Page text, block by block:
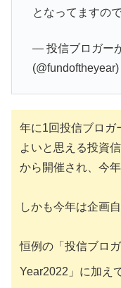
となってますの
— 投信ブロガー
(@fundoftheyear)
年に1回投信ブロガ
よいと思える投資
から開催され、今
しかも今年は企画
恒例の「投信ブロ
Year2022」に加え